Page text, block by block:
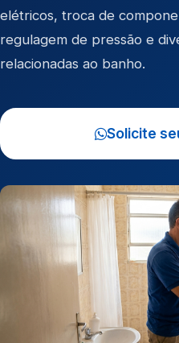
elétricos, troca de
regulagem de pressão e
relacionadas ao banho.
Solicite